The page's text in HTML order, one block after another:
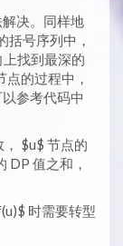
决。同样地
括号序列中，
上找到最深的
的过程中，
参考代码中
$u$ 节点的
DP 值之和，
时需要转型